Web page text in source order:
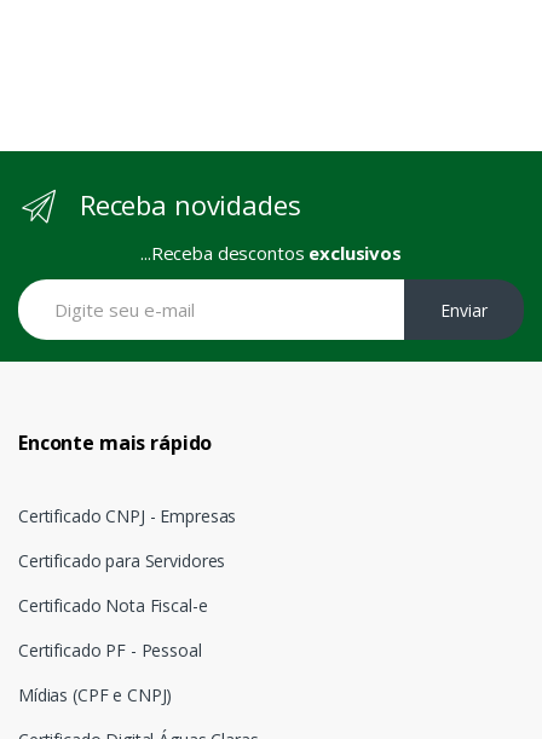
Receba novidades
...Receba descontos exclusivos
Enviar
Enconte mais rápido
Certificado CNPJ - Empresas
Certificado para Servidores
Certificado Nota Fiscal-e
Certificado PF - Pessoal
Mídias (CPF e CNPJ)